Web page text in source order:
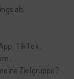
ab.
TikTok,
Zielgruppe?